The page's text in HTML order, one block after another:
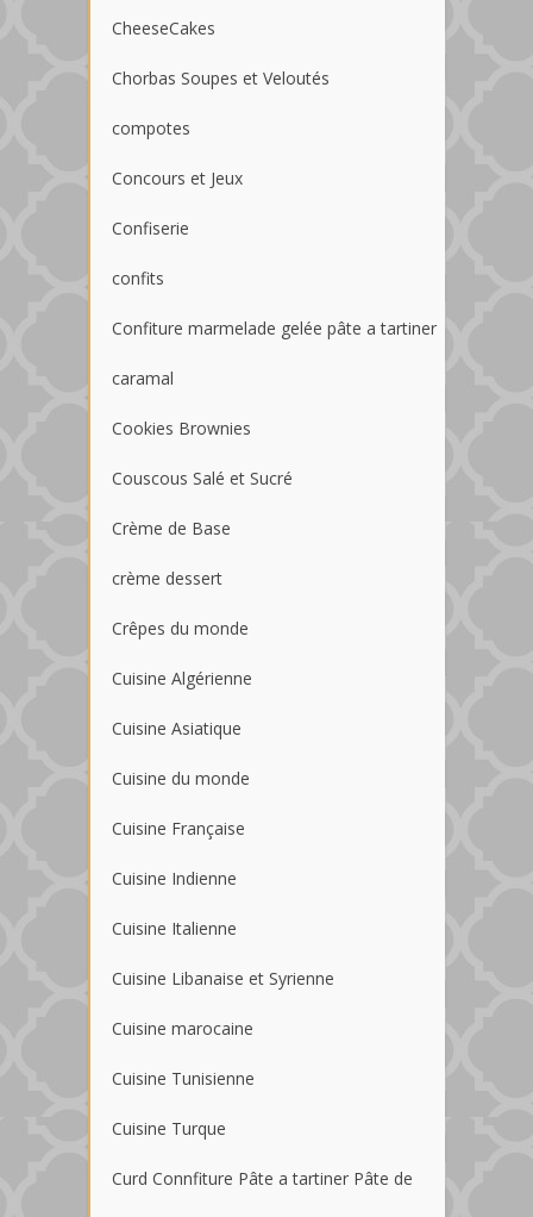
CheeseCakes
Chorbas Soupes et Veloutés
compotes
Concours et Jeux
Confiserie
confits
Confiture marmelade gelée pâte a tartiner
caramal
Cookies Brownies
Couscous Salé et Sucré
Crème de Base
crème dessert
Crêpes du monde
Cuisine Algérienne
Cuisine Asiatique
Cuisine du monde
Cuisine Française
Cuisine Indienne
Cuisine Italienne
Cuisine Libanaise et Syrienne
Cuisine marocaine
Cuisine Tunisienne
Cuisine Turque
Curd Connfiture Pâte a tartiner Pâte de